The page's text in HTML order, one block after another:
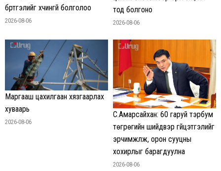
бүртгэлийг хүчингүй болголоо
2026-08-06
тод болгоно
2026-08-06
Маргааш цахилгаан хязгаарлах
хуваарь
2026-08-06
С.Амарсайхан: 60 гаруй тэрбум
төгрөгийн шийдвэр гүйцэтгэлийг
эрчимжүүлж, орон сууцны
хохирлыг барагдуулна
2026-08-06